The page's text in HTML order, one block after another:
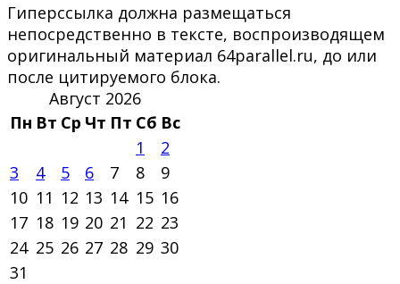
Гиперссылка должна размещаться
непосредственно в тексте, воспроизводящем
оригинальный материал 64parallel.ru, до или
после цитируемого блока.
Август 2026
Пн Вт Ср Чт Пт Сб Вс
1
2
3
4 5 6 7 8
9
10 11 12 13 14 15 16
17 18 19 20 21 22 23
24 25 26 27 28 29 30
31